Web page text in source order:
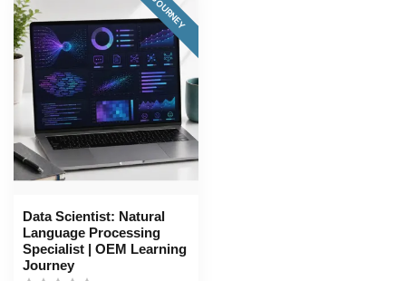
JOURNEY
Data Scientist: Natural
Language Processing
Specialist | OEM Learning
Journey